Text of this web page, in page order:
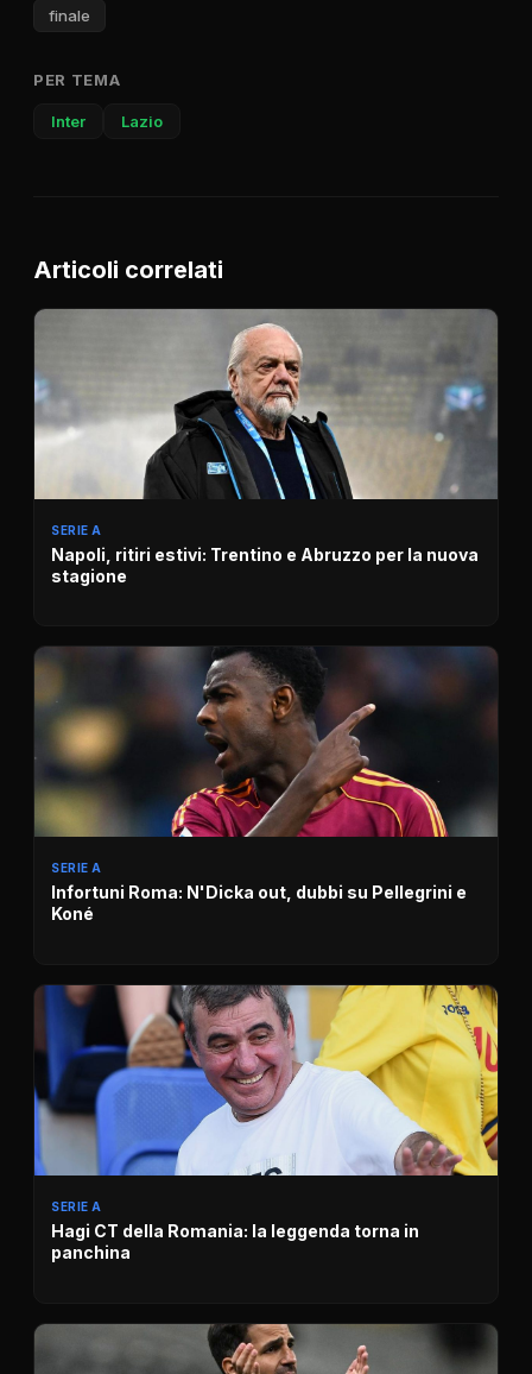
finale
PER TEMA
Inter Lazio
Articoli correlati
SERIE A
Napoli, ritiri estivi: Trentino e Abruzzo per la nuova
stagione
SERIE A
Infortuni Roma: N'Dicka out, dubbi su Pellegrini e
Koné
SERIE A
Hagi CT della Romania: la leggenda torna in
panchina